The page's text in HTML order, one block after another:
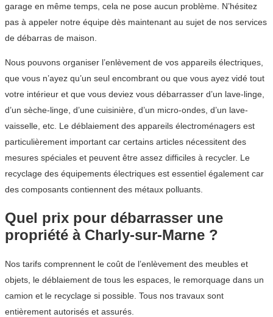
garage en même temps, cela ne pose aucun problème. N’hésitez
pas à appeler notre équipe dès maintenant au sujet de nos services
de débarras de maison.
Nous pouvons organiser l’enlèvement de vos appareils électriques,
que vous n’ayez qu’un seul encombrant ou que vous ayez vidé tout
votre intérieur et que vous deviez vous débarrasser d’un lave-linge,
d’un sèche-linge, d’une cuisinière, d’un micro-ondes, d’un lave-
vaisselle, etc. Le déblaiement des appareils électroménagers est
particulièrement important car certains articles nécessitent des
mesures spéciales et peuvent être assez difficiles à recycler. Le
recyclage des équipements électriques est essentiel également car
des composants contiennent des métaux polluants.
Quel prix pour débarrasser une
propriété à Charly-sur-Marne ?
Nos tarifs comprennent le coût de l’enlèvement des meubles et
objets, le déblaiement de tous les espaces, le remorquage dans un
camion et le recyclage si possible. Tous nos travaux sont
entièrement autorisés et assurés.